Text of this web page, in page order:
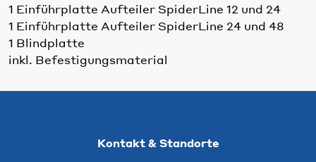
1 Einführplatte Aufteiler SpiderLine 12 und 24
1 Einführplatte Aufteiler SpiderLine 24 und 48
1 Blindplatte
inkl. Befestigungsmaterial
Kontakt & Standorte